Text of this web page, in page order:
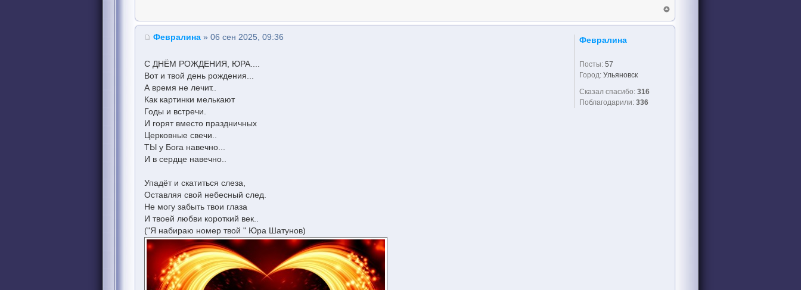
Февралина » 06 сен 2025, 09:36
С ДНЁМ РОЖДЕНИЯ, ЮРА....
Вот и твой день рождения...
А время не лечит..
Как картинки мелькают
Годы и встречи.
И горят вместо праздничных
Церковные свечи..
ТЫ у Бога навечно...
И в сердце навечно..
Упадёт и скатиться слеза,
Оставляя свой небесный след.
Не могу забыть твои глаза
И твоей любви короткий век..
("Я набираю номер твой " Юра Шатунов)
Февралина
Посты: 57
Город: Ульяновск
Сказал спасибо: 316
Поблагодарили: 336